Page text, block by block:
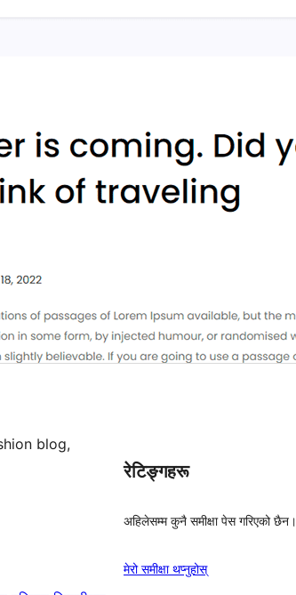
blog,
रेटिङ्गहरू
अहिलेसम्म कुनै समीक्षा पेस गरिएको छैन।
मेरो समीक्षा थप्नुहोस्